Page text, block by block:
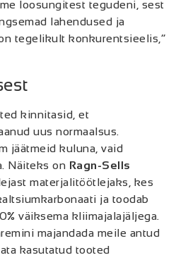
loosungitest tegudeni, sest
lahendused ja
tegelikult konkurentsieelis,”
kinnitasid, et
uus normaalsus.
jäätmeid kuluna, vaid
Näiteks on Ragn-Sells
materjalitöötlejaks, kes
ja toodab
väiksema kliimajalajäljega.
majandada meile antud
kasutatud tooted